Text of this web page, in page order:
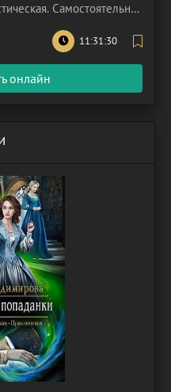
Самостоятельная
вне цикла.
героев, начавшиеся
11:31:30
онлайн